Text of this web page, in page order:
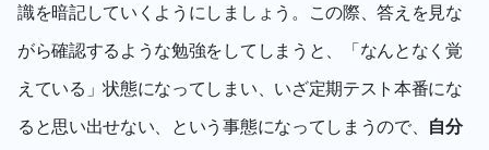
識を暗記していくようにしましょう。この際、答えを見な
がら確認するような勉強をしてしまうと、「なんとなく覚
えている」状態になってしまい、いざ定期テスト本番にな
ると思い出せない、という事態になってしまうので、 自分